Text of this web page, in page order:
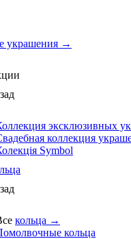
украшения →
эксклюзивных
коллекция
Symbol
кольца →
кольца